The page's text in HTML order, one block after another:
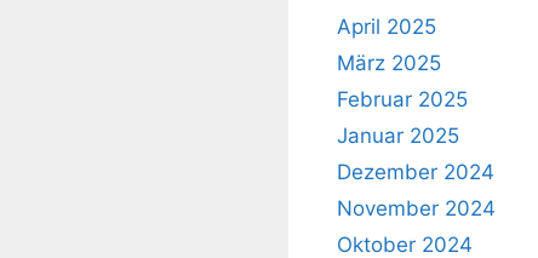
April 2025
März 2025
Februar 2025
Januar 2025
Dezember 2024
November 2024
Oktober 2024